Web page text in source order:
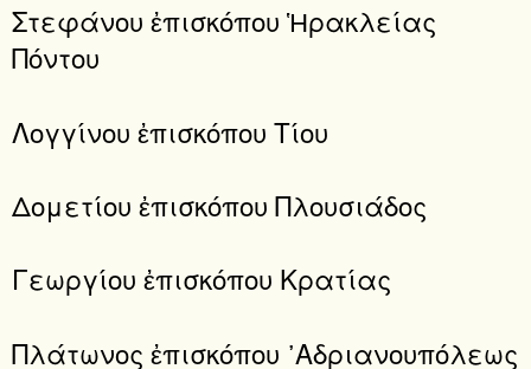
Στεφάνου ἐπισκόπου Ἡρακλείας
Πόντου
Λογγίνου ἐπισκόπου Τίου
Δομετίου ἐπισκόπου Πλουσιάδος
Γεωργίου ἐπισκόπου Κρατίας
Πλάτωνος ἐπισκόπου ᾿Αδριανουπόλεως